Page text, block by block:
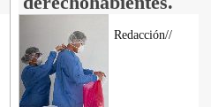
Redacción//